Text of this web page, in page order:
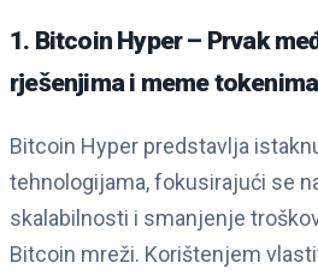
1. Bitcoin Hyper – Prvak
rješenjima i meme tokenima
Bitcoin Hyper predstavlja
tehnologijama, fokusirajući se
skalabilnosti i smanjenje
Bitcoin mreži. Korištenjem